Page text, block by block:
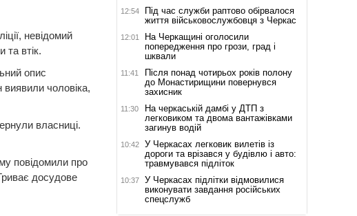
невідомий
та втік.
опис
виявили чоловіка,
власниці.
повідомили про
досудове
12:54
Під час служби раптово обірвалося
життя військовослужбовця з Черкас
12:01
На Черкащині оголосили
попередження про грози, град і
шквали
11:41
Після понад чотирьох років полону
до Монастирищини повернувся
захисник
11:30
На черкаській дамбі у ДТП з
легковиком та двома вантажівками
загинув водій
10:42
У Черкасах легковик вилетів із
дороги та врізався у будівлю і авто:
травмувався підліток
10:37
У Черкасах підлітки відмовилися
виконувати завдання російських
спецслужб